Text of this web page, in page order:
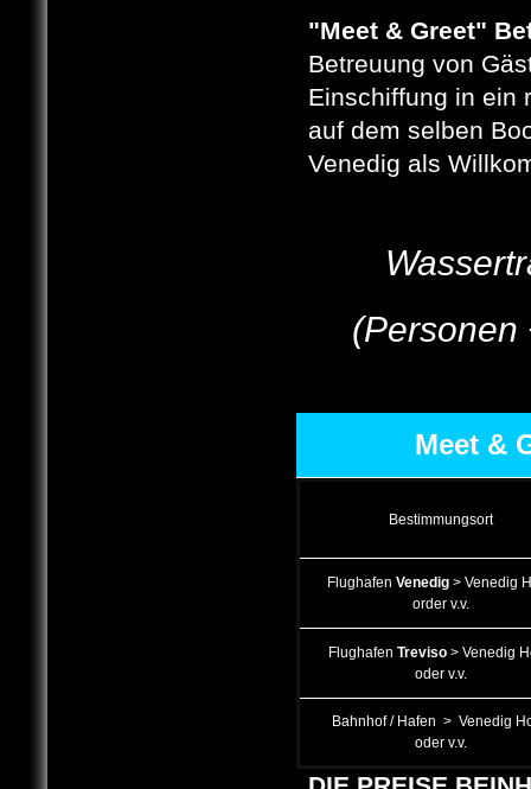
"Meet & Greet"
Betreuung von
Einschiffung in ein
auf dem selben
Venedig als
(Personen
Meet &
Bestimmungsort
Flughafen Venedig> Venedig
order v.v.
Flughafen Treviso > Venedig
oder v.v.
Bahnhof / Hafen > Venedig
oder v.v.